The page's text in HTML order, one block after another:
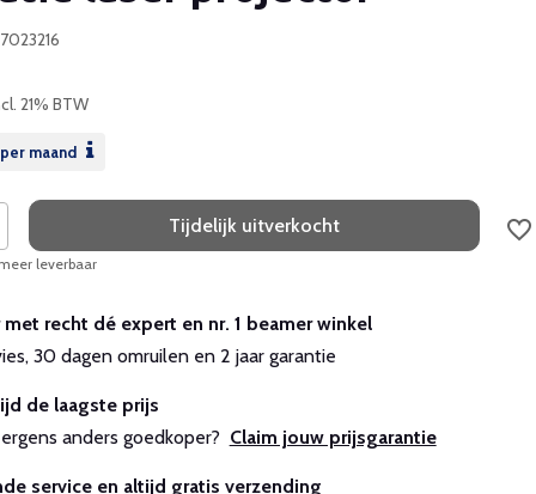
21% BTW
maand
Tijdelijk uitverkocht
leverbaar
met recht dé expert en nr. 1 beamer winkel
30 dagen omruilen en 2 jaar garantie
de laagste prijs
anders goedkoper? Claim jouw prijsgarantie
service en altijd gratis verzending